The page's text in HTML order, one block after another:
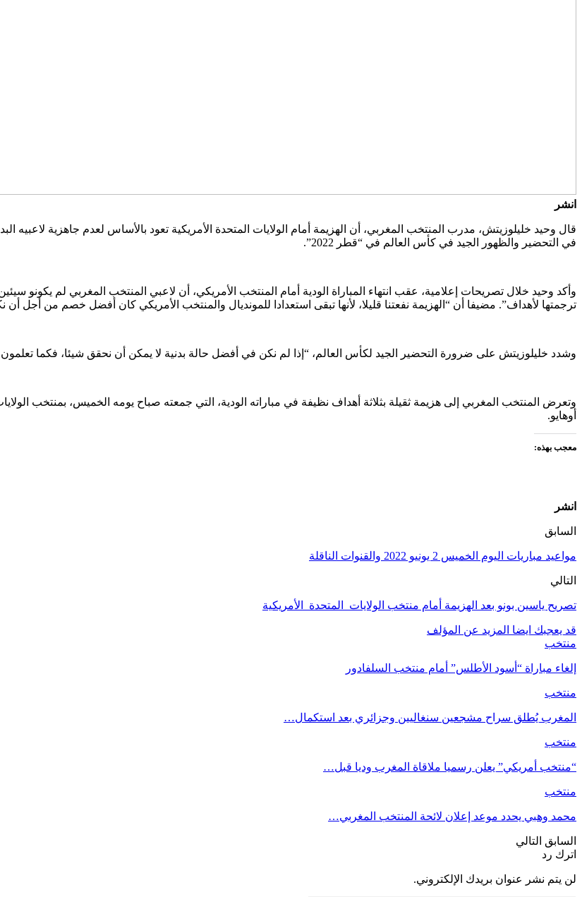
انشر
قال وحيد خليلوزيتش، مدرب المنتخب المغربي، أن الهزيمة أمام الولايات المتحدة الأمريكية تعود بالأساس لعدم جاهزية لاعبيه
في التحضير والظهور الجيد في كأس العالم في “قطر 2022”.
وأكد وحيد خلال تصريحات إعلامية، عقب انتهاء المباراة الودية أمام المنتخب الأمريكي، أن لاعبي المنتخب المغربي لم يكونو
ترجمتها لأهداف”. مضيفا أن “الهزيمة نفعتنا قليلا، لأنها تبقى استعدادا للمونديال والمنتخب الأمريكي كان أفضل خصم من أجل
وشدد خليلوزيتش على ضرورة التحضير الجيد لكأس العالم، “إذا لم نكن في أفضل حالة بدنية لا يمكن أن نحقق شيئا، فكما تعلمون هناك بعض الإصابات
أوهايو.
معجب بهذه:
انشر
السابق
مواعيد مباريات اليوم الخميس 2 يونيو 2022 والقنوات الناقلة
التالي
تصريح ياسين بونو بعد الهزيمة أمام منتخب الولايات_المتحدة_الأمريكية
قد يعجبك ايضا المزيد عن المؤلف
منتخب
إلغاء مباراة “أسود الأطلس” أمام منتخب السلفادور
منتخب
المغرب يُطلق سراح مشجعين سنغاليين وجزائري بعد استكمال…
منتخب
“منتخب أمريكي” يعلن رسميا ملاقاة المغرب وديا قبل…
منتخب
محمد وهبي يحدد موعد إعلان لائحة المنتخب المغربي…
السابق التالي
اترك رد
لن يتم نشر عنوان بريدك الإلكتروني.